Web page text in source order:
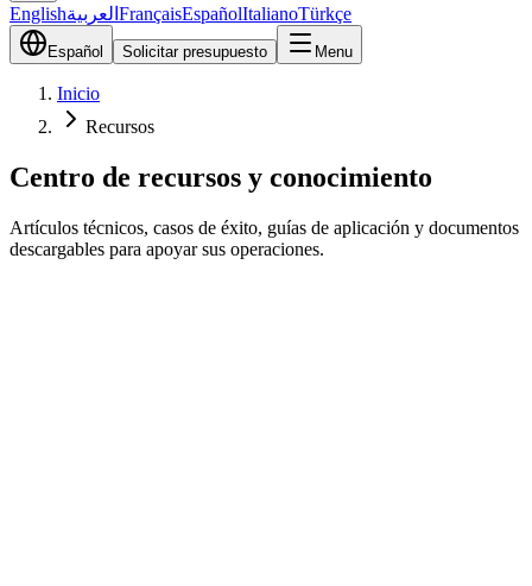
Englishالعربية FrançaisEspañolItalianoTürkçe
Español Solicitar presupuesto Menu
Inicio
Recursos
Centro de recursos y conocimiento
Artículos técnicos, casos de éxito, guías de aplicación y documentos
descargables para apoyar sus operaciones.